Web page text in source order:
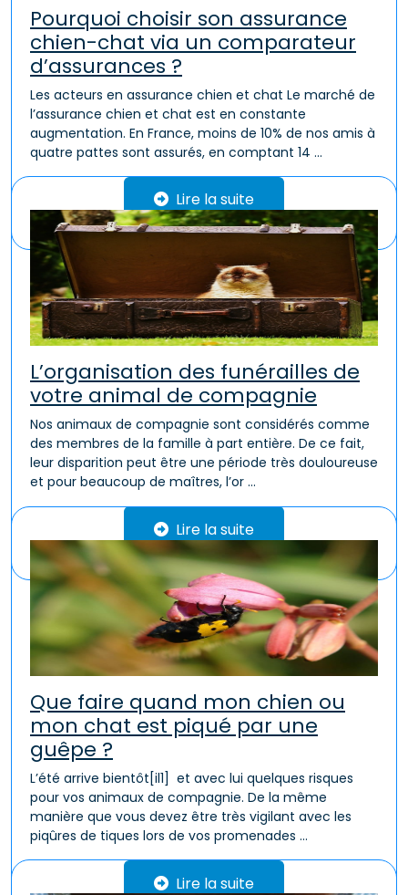
Pourquoi choisir son assurance
chien-chat via un comparateur
d’assurances ?
Les acteurs en assurance chien et chat Le marché de
l’assurance chien et chat est en constante
augmentation. En France, moins de 10% de nos amis à
quatre pattes sont assurés, en comptant 14 ...
Lire la suite
L’organisation des funérailles de
votre animal de compagnie
Nos animaux de compagnie sont considérés comme
des membres de la famille à part entière. De ce fait,
leur disparition peut être une période très douloureuse
et pour beaucoup de maîtres, l’or ...
Lire la suite
Que faire quand mon chien ou
mon chat est piqué par une
guêpe ?
L’été arrive bientôt[il1] et avec lui quelques risques
pour vos animaux de compagnie. De la même
manière que vous devez être très vigilant avec les
piqûres de tiques lors de vos promenades ...
Lire la suite